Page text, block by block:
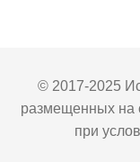
© 2017-2025
размещенных на
при